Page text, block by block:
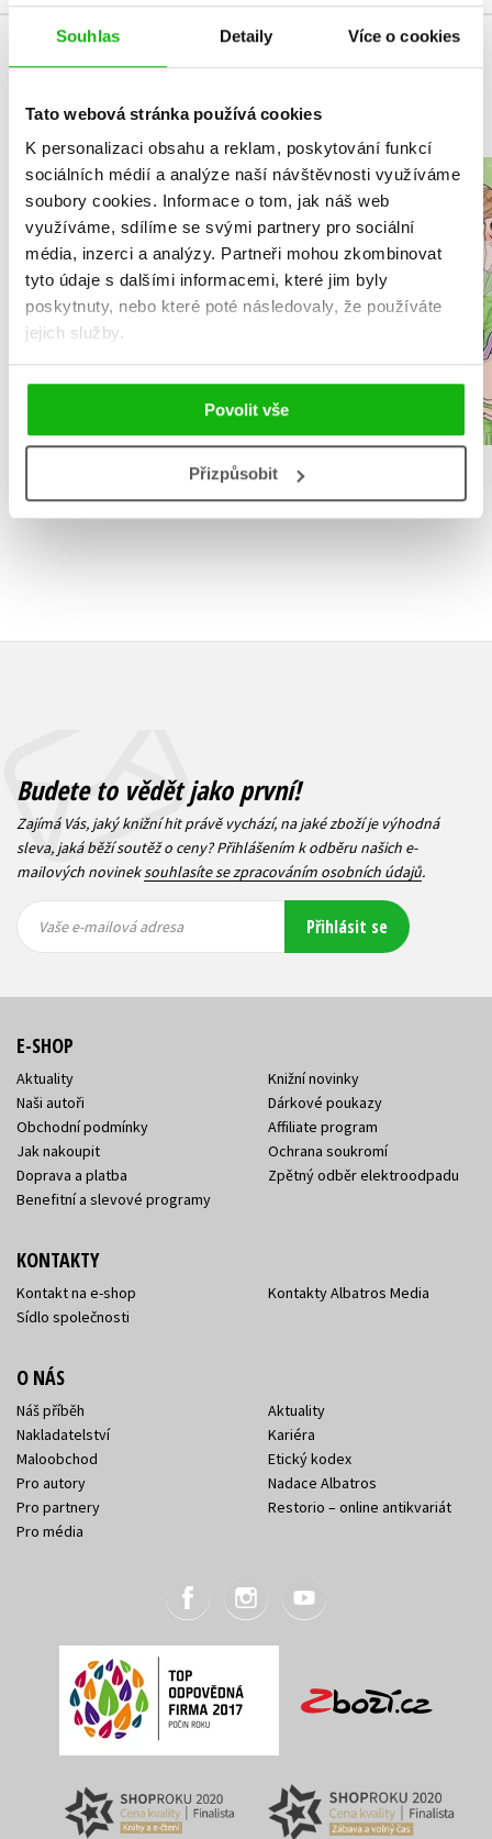
Souhlas Detaily Více o cookies
Tato webová stránka používá cookies
K personalizaci obsahu a reklam, poskytování funkcí
sociálních médií a analýze naší návštěvnosti využíváme
soubory cookies. Informace o tom, jak náš web
využíváme, sdílíme se svými partnery pro sociální
média, inzerci a analýzy. Partneři mohou zkombinovat
tyto údaje s dalšími informacemi, které jim byly
poskytnuty, nebo které poté následovaly, že používáte
jejich služby.
Povolit vše
Přizpůsobit
MOHLO BY VÁS TAKÉ ZAJÍMAT
NARNIE – komplet
1.-7.díl – box
C. S. Lewis
2 290 Kč
1 832 Kč
Alice
Do
Budete to vědět jako první!
Zajímá Vás, jaký knižní hit právě vychází, na jaké zboží je výhodná
sleva, jaká běží soutěž o ceny? Přihlášením k odběru našich e-
mailových novineksouhlasíte se zpracováním osobních údajů.
mailová
mailová
Vaše e-mailová adresa Přihlásit se
E-SHOP
Aktuality
Naši autoři
Obchodní podmínky
Jak nakoupit
Doprava a platba
Benefitní a slevové programy
Knižní novinky
Dárkové poukazy
Affiliate program
Ochrana soukromí
Zpětný odběr elektroodpadu
KONTAKTY
Kontakt na e-shop
Sídlo společnosti
Kontakty Albatros Media
O NÁS
Náš příběh
Nakladatelství
Maloobchod
Pro autory
Pro partnery
Pro média
Aktuality
Kariéra
Etický kodex
Nadace Albatros
Restorio – online antikvariát